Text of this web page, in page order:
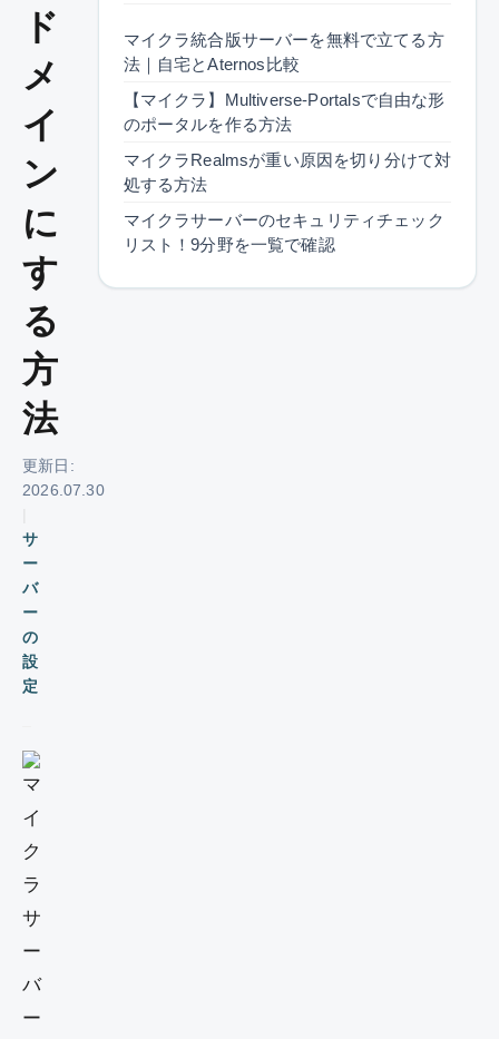
ド
メ
イ
ン
に
す
る
方
法
更新日:
2026.07.30
サ
ー
バ
ー
の
設
定
マイクラ統合版サーバーを無料で立てる方
法｜自宅とAternos比較
【マイクラ】Multiverse-Portalsで自由な形
のポータルを作る方法
マイクラRealmsが重い原因を切り分けて対
処する方法
マイクラサーバーのセキュリティチェック
リスト！9分野を一覧で確認